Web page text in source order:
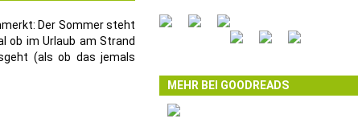
Der Sommer steht
ob im Urlaub am Strand
(als ob das jemals
MEHR BEI GOODREADS